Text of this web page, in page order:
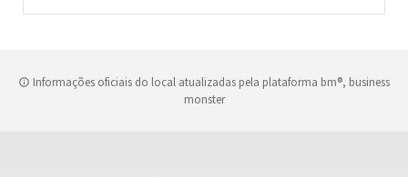
Informações oficiais do local atualizadas pela plataforma bm®, business
monster